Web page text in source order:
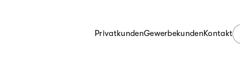
PrivatkundenGewerbekundenKontakt